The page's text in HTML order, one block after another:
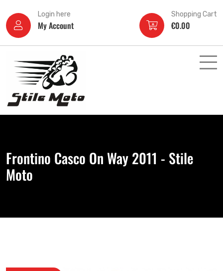
Login here
My Account
Shopping Cart
€0.00
Frontino Casco On Way 2011 - Stile
Moto